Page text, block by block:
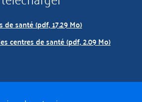
de santé (pdf, 17.29 Mo)
centres de santé (pdf, 2.09 Mo)